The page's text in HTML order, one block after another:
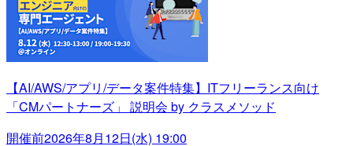
【AI/AWS/アプリ/データ案件特集】ITフリーランス向け
「CMパートナーズ」 説明会 by クラスメソッド
開催前2026年8月12日(水) 19:00